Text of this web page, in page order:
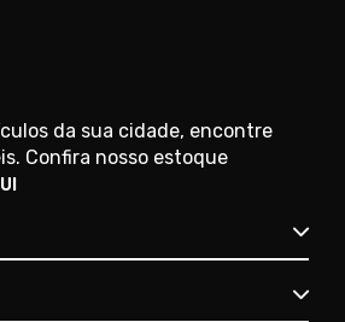
da sua cidade, encontre
Confira nosso estoque